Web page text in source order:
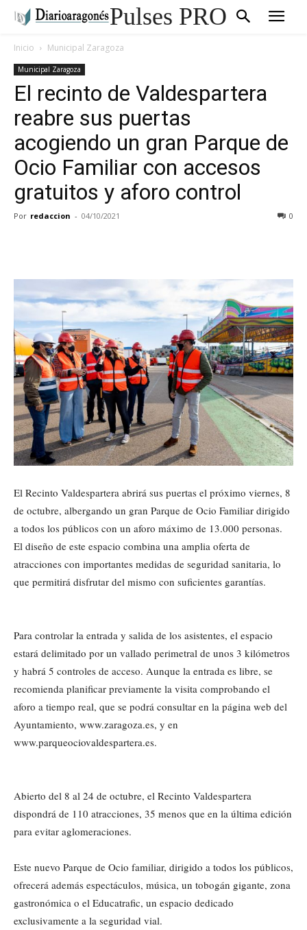
Pulses PRO
Inicio Municipal Zaragoza
Municipal Zaragoza
El recinto de Valdespartera
reabre sus puertas
acogiendo un gran Parque de
Ocio Familiar con accesos
gratuitos y aforo control
Por redaccion - 04/10/2021 0
El Recinto Valdespartera abrirá sus puertas el próximo viernes, 8
de octubre, albergando un gran Parque de Ocio Familiar dirigido
a todos los públicos con un aforo máximo de 13.000 personas.
El diseño de este espacio combina una amplia oferta de
atracciones con importantes medidas de seguridad sanitaria, lo
que permitirá disfrutar del mismo con suficientes garantías.
Para controlar la entrada y salida de los asistentes, el espacio
estará delimitado por un vallado perimetral de unos 3 kilómetros
y habrá 5 controles de acceso. Aunque la entrada es libre, se
recomienda planificar previamente la visita comprobando el
aforo a tiempo real, que se podrá consultar en la página web del
Ayuntamiento, www.zaragoza.es, y en
www.parqueociovaldespartera.es.
Abierto del 8 al 24 de octubre, el Recinto Valdespartera
dispondrá de 110 atracciones, 35 menos que en la última edición
para evitar aglomeraciones.
Este nuevo Parque de Ocio familiar, dirigido a todos los públicos,
ofrecerá además espectáculos, música, un tobogán gigante, zona
gastronómica o el Educatrafic, un espacio dedicado
exclusivamente a la seguridad vial.